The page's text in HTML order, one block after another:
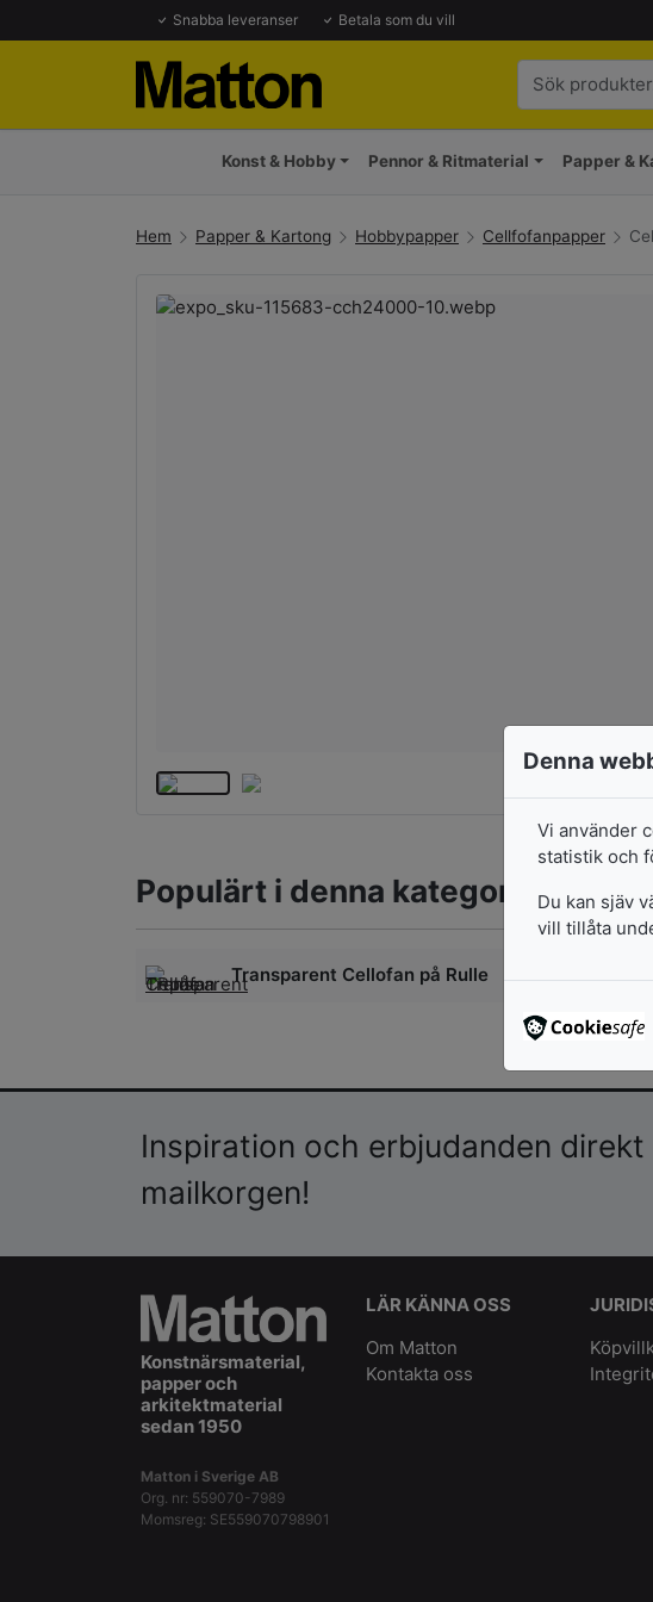
Snabba leveranser Betala som du vill
Konst & Hobby Pennor & Ritmaterial Papper &
Hem Papper & Kartong Hobbypapper Cellfofanpapper
Populärt i denna kategori
Transparent Cellofan på Rulle
Inspiration och erbjudanden direkt
mailkorgen!
Konstnärsmaterial,
papper och
arkitektmaterial
sedan 1950
Matton i Sverige AB
Org. nr: 559070-7989
Momsreg: SE559070798901
LÄR KÄNNA OSS
Om Matton
Kontakta oss
Denna
Vi använder
statistik och
Du kan sjäv
vill tillåta